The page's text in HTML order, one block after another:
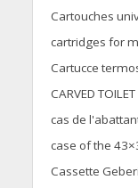
Cartouches
cartridges for
Cartucce
CARVED TOILET
cas de
case of the
Cassette